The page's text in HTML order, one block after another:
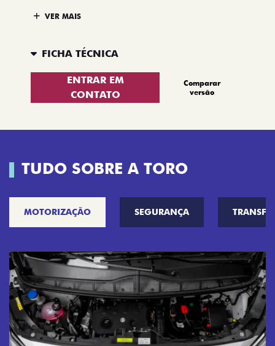
VER MAIS
FICHA TÉCNICA
ENTRAR EM
CONTATO
Comparar
versão
TUDO SOBRE A TORO
MOTORIZAÇÃO SEGURANÇA